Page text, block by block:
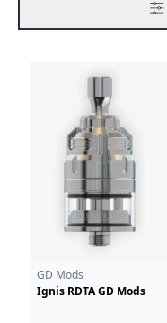
GD Mods
Ignis RDTA GD Mods